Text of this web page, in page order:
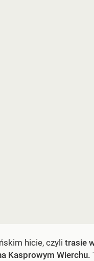
hicie, czyli trasie
Kasprowym Wierchu.